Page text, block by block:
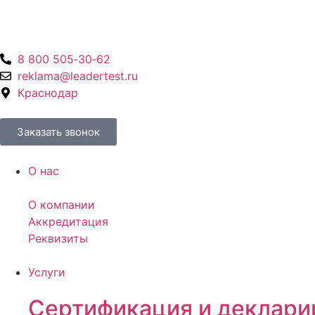
8 800 505‑30‑62
reklama@leadertest.ru
Краснодар
Заказать звонок
О нас
О компании
Аккредитация
Реквизиты
Услуги
Сертификация и